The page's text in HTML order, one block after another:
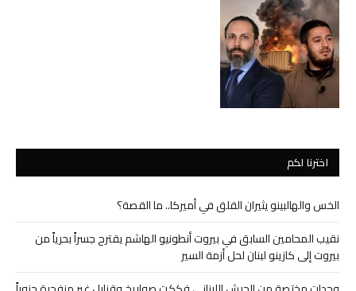
اخترنا لكم
الخس والهالبينو يثيران القلق في أميركا.. ما القصة؟
نقيب المحامين السابق في بيروت أنطونيو الهاشم يقترح جسراً بحرياً من
بيروت إلى كازينو لبنان لحل أزمة السير